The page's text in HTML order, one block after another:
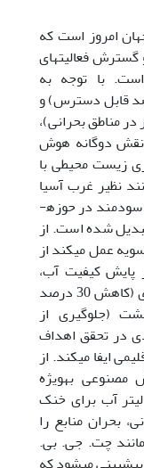
امروز است که
فعالیت­های
با توجه به
آب شیرین (تنها50 درصد قابل دسترس) و
در مناطق بحرانی)،
دوگانه هوش
زیست محیطی با
نظیر غرب آسیا
در حوزه­
شده است. از
عمل می­کند از
پایش کیفیت آب،
(کاهش30 درصد
(جلوگیری از
در تحقق اهداف
ایفا می­کند. از
مصنوعی به­ویژه
آب برای خنک
بحران منابع را
چت. جی. بی.